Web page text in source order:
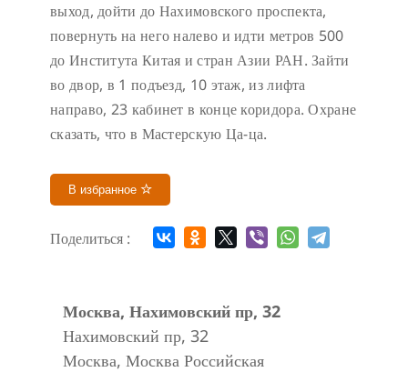
выход, дойти до Нахимовского проспекта,
повернуть на него налево и идти метров 500
до Института Китая и стран Азии РАН. Зайти
во двор, в 1 подъезд, 10 этаж, из лифта
направо, 23 кабинет в конце коридора. Охране
сказать, что в Мастерскую Ца-ца.
В избранное
Поделиться :
Москва, Нахимовский пр, 32
Нахимовский пр, 32
Москва, Москва Российская